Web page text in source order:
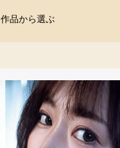
作品から選ぶ